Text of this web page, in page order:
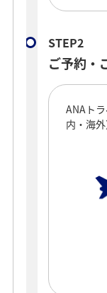
STEP2
ご予約・
ANAト
内・海